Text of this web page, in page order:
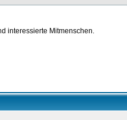
interessierte Mitmenschen.